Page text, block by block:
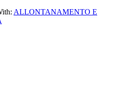
ALLONTANAMENTO E